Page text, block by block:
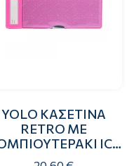
YOLO ΚΑΣΕΤΙΝΑ
RETRO ΜΕ
ICE
CREAM